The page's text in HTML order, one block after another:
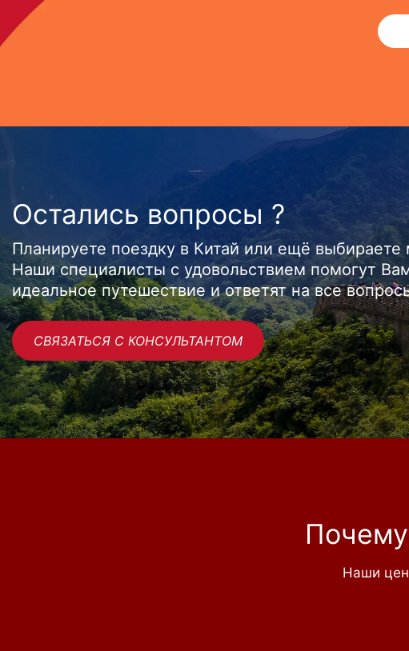
Остались вопросы ?
Планируете поездку в Китай или ещё выбираете
Наши специалисты с удовольствием помогут
идеальное путешествие и ответят на все
СВЯЗАТЬСЯ С КОНСУЛЬТАНТОМ
Наши